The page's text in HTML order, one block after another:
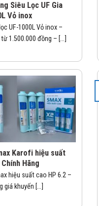
Siêu Lọc UF Gia
Vỏ inox
UF-1000L Vỏ inox –
1.500.000 đồng – [...]
Karofi hiệu suất
Hãng
hiệu suất cao HP 6.2 –
giá khuyến [...]